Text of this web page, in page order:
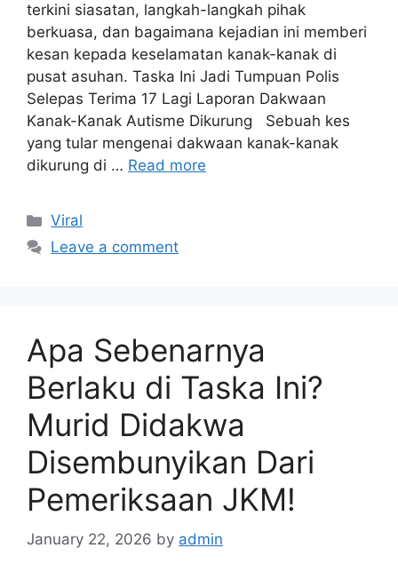
terkini siasatan, langkah-langkah pihak
berkuasa, dan bagaimana kejadian ini memberi
kesan kepada keselamatan kanak-kanak di
pusat asuhan. Taska Ini Jadi Tumpuan Polis
Selepas Terima 17 Lagi Laporan Dakwaan
Kanak-Kanak Autisme Dikurung Sebuah kes
yang tular mengenai dakwaan kanak-kanak
dikurung di … Read more
Categories
Viral
Leave a comment
Apa Sebenarnya
Berlaku di Taska Ini?
Murid Didakwa
Disembunyikan Dari
Pemeriksaan JKM!
January 22, 2026 by admin